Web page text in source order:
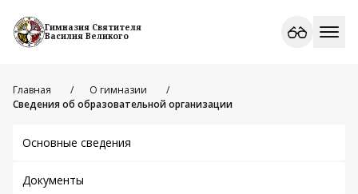
Гимназия Святителя
Василия Великого
Главная
О гимназии
Сведения об образовательной организации
Основные сведения
Документы